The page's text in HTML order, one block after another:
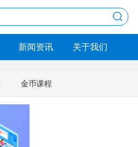
新闻资讯 关于我们
金币课程